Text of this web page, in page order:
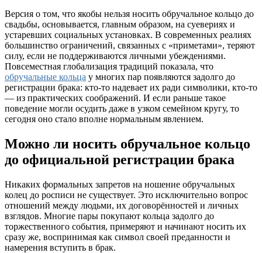
Версия о том, что якобы нельзя носить обручальное кольцо до
свадьбы, основывается, главным образом, на суевериях и
устаревших социальных установках. В современных реалиях
большинство ограничений, связанных с «приметами», теряют
силу, если не поддерживаются личными убеждениями.
Повсеместная глобализация традиций показала, что
обручальные кольца у многих пар появляются задолго до
регистрации брака: кто-то надевает их ради символики, кто-то
— из практических соображений. И если раньше такое
поведение могли осудить даже в узком семейном кругу, то
сегодня оно стало вполне нормальным явлением.
Можно ли носить обручальное кольцо
до официальной регистрации брака
Никаких формальных запретов на ношение обручальных
колец до росписи не существует. Это исключительно вопрос
отношений между людьми, их договорённостей и личных
взглядов. Многие пары покупают кольца задолго до
торжественного события, примеряют и начинают носить их
сразу же, воспринимая как символ своей преданности и
намерения вступить в брак.